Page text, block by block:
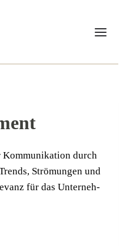
durch
Strö­mun­gen und
für das Unter­neh­